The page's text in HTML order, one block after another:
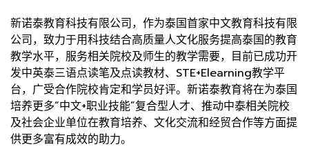
新诺泰教育科技有限公司，作为泰国首家中文教育科技有限
公司，致力于用科技结合高质量人文化服务提高泰国的教育
教学水平，服务相关院校及师生的教学需要，目前已成功开
发中英泰三语点读笔及点读教材、STE+Elearning教学平
台，广受合作院校肯定和学员好评。新诺泰教育将在为泰国
培养更多“中文+职业技能”复合型人才、推动中泰相关院校
及社会企业单位在教育培养、文化交流和经贸合作等方面提
供更多富有成效的助力。